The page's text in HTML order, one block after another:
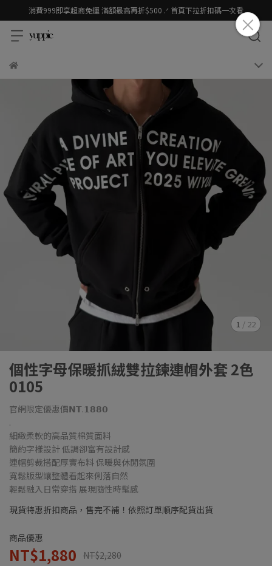
消費999即享超商免運 滿額最高再折$500 .ᐟ 首頁下拉折扣碼一次看
1 / 22
個性字母保暖抓絨雙拉鍊連帽外套 2色
0105
官網限定優惠價𝗡𝗧.𝟭𝟴𝟴𝟬
.
細緻柔軟的高品質棉質面料
簡約字樣設計 低調卻富有設計感
連帽剪裁搭配厚實布料 保暖與休閒氛圍
寬鬆版型讓整體看起來俐落自然
輕鬆融入日常穿搭 展現隨性時髦感
現貨特惠折扣商品，售完不補！依照訂單順序配貨出貨
商品優惠
NT$1,880 NT$2,280